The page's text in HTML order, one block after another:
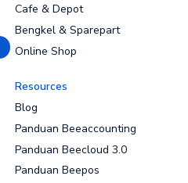
Cafe & Depot
Bengkel & Sparepart
Online Shop
Resources
Blog
Panduan Beeaccounting
Panduan Beecloud 3.0
Panduan Beepos